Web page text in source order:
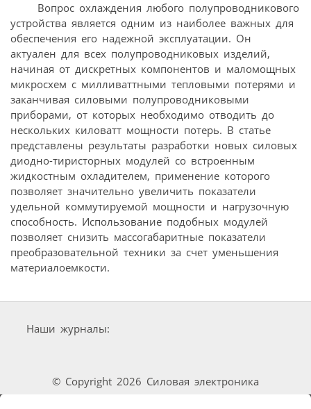
Вопрос охлаждения любого полупроводникового
устройства является одним из наиболее важных для
обеспечения его надежной эксплуатации. Он
актуален для всех полупроводниковых изделий,
начиная от дискретных компонентов и маломощных
микросхем с милливаттными тепловыми потерями и
заканчивая силовыми полупроводниковыми
приборами, от которых необходимо отводить до
нескольких киловатт мощности потерь. В статье
представлены результаты разработки новых силовых
диодно-тиристорных модулей со встроенным
жидкостным охладителем, применение которого
позволяет значительно увеличить показатели
удельной коммутируемой мощности и нагрузочную
способность. Использование подобных модулей
позволяет снизить массогабаритные показатели
преобразовательной техники за счет уменьшения
материалоемкости.
Наши журналы:
© Copyright 2026 Силовая электроника